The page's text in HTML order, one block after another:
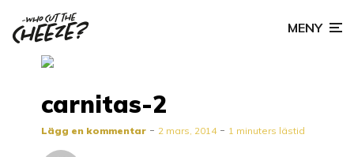
MENY
carnitas-2
Lägg en kommentar 2 mars, 2014 1 minuters lästid